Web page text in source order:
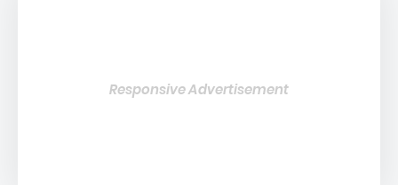
Responsive Advertisement